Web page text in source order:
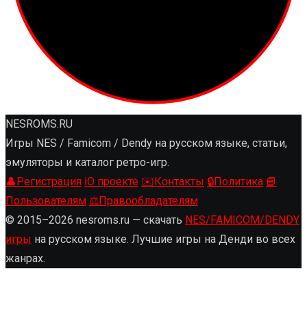
NESROMS.RU
Игры NES / Famicom / Dendy на русском языке, статьи,
эмуляторы и каталог ретро-игр.
👤 Регистрация ℹ️О проекте ✉️ Контакты 🔒Политика 📘
Пользователям ⚖️Правообладателям
© 2015–2026 nesroms.ru — скачать NES/FAMICOM/DENDY
игры на русском языке. Лучшие игры на Денди во всех
жанрах.